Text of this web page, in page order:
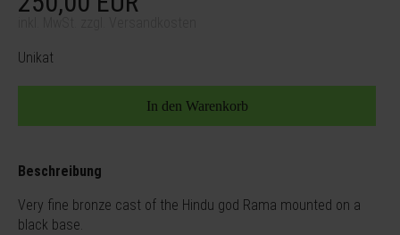
Unikat
Beschreibung
Very fine bronze cast of the Hindu god Rama mounted on a
black base.